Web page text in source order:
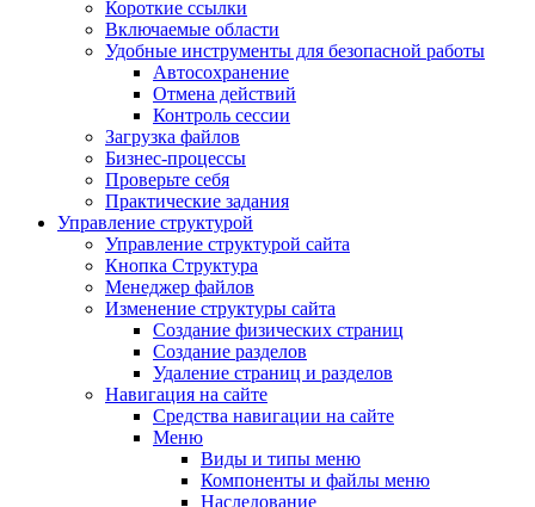
Короткие ссылки
Включаемые области
Удобные инструменты для безопасной работы
Автосохранение
Отмена действий
Контроль сессии
Загрузка файлов
Бизнес-процессы
Проверьте себя
Практические задания
Управление структурой
Управление структурой сайта
Кнопка Структура
Менеджер файлов
Изменение структуры сайта
Создание физических страниц
Создание разделов
Удаление страниц и разделов
Навигация на сайте
Средства навигации на сайте
Меню
Виды и типы меню
Компоненты и файлы меню
Наследование